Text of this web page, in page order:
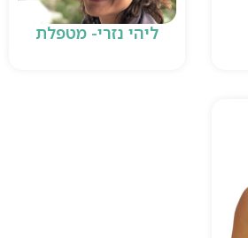
ליהי נזרי- מטפלת